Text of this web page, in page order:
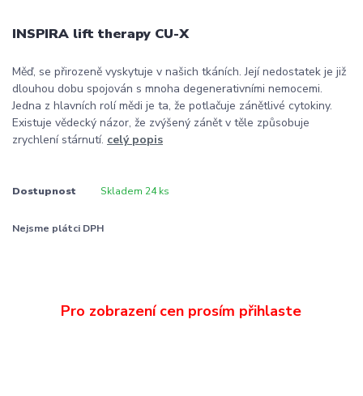
INSPIRA lift therapy CU-X
Měď, se přirozeně vyskytuje v našich tkáních. Její nedostatek je již
dlouhou dobu spojován s mnoha degenerativními nemocemi.
Jedna z hlavních rolí mědi je ta, že potlačuje zánětlivé cytokiny.
Existuje vědecký názor, že zvýšený zánět v těle způsobuje
zrychlení stárnutí. celý popis
Dostupnost Skladem 24 ks
Nejsme plátci DPH